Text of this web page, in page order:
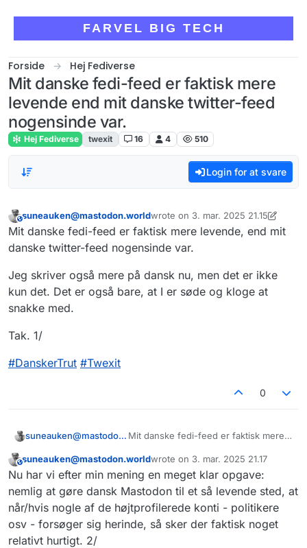
FARVEL BIG TECH
Forside Hej Fediverse
Mit danske fedi-feed er faktisk mere
levende end mit danske twitter-feed
nogensinde var.
Hej Fediverse twexit 16 4 510
Login for at svare
This user is from outside of this forum
suneauken@mastodon.worldwrote on 3. mar. 2025 21.15
sidst redigeret af
Mit danske fedi-feed er faktisk mere levende, end mit
danske twitter-feed nogensinde var.
Jeg skriver også mere på dansk nu, men det er ikke
kun det. Det er også bare, at I er søde og kloge at
snakke med.
Tak. 1/
#DanskerTrut #Twexit
0
suneauken@mastodon.world Mit danske fedi-feed er faktisk mere
nogensinde var.
Jeg skriver også mere på dansk nu,
men det er ikke kun det. Det er også
bare, at I er søde og kloge at snakke
med.
Tak. 1/
#DanskerTrut # Twexit
This user is from outside of this forum
suneauken@mastodon.worldwrote on 3. mar. 2025 21.17
sidst redigeret af
Nu har vi efter min mening en meget klar opgave:
nemlig at gøre dansk Mastodon til et så levende sted, at
når/hvis nogle af de højtprofilerede konti - politikere
osv - forsøger sig herinde, så sker der faktisk noget
relativt hurtigt. 2/